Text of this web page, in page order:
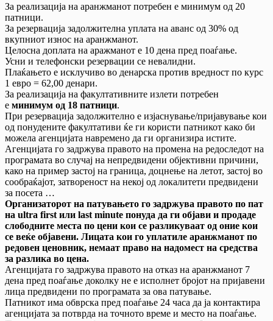
За реализација на аранжманот потребен е минимум од 20
патници.
За резервација задолжителна уплата на аванс од 30% од
вкупниот износ на аранжманот.
Целосна доплата на аражманот е 10 дена пред поаѓање.
Усни и телефонски резервации се невалидни.
Плаќањето е исклучиво во денарска против вредност по курс
1 евро = 62,00 денари.
За реализација на факултативните излети потребен
е минимум од 18 патници.
При резервација задолжително е изјаснување/пријавување кои
од понудените факултативи ќе ги користи патникот како би
можела агенцијата навремено да ги организира истите.
Агенцијата го задржува правото на промена на редоследот на
програмата во случај на непредвидени објективни причини,
како на пример застој на граница, доцнење на летот, застој во
сообраќајот, затвореност на некој од локалитети предвидени
за посета …
Организаторот на патувањето го задржува правото по пат
на ultra first или last minute понуда да ги објави и продаде
слободните места по цени кои се разликуваат од оние кои
се веќе објавени. Лицата кои го уплатиле аранжманот по
редовен ценовник, немаат право на надомест на средства
за разлика во цена.
Агенцијата го задржува правото на отказ на аранжманот 7
дена пред поаѓање доколку не е исполнет бројот на пријавени
лица предвидени по програмата за ова патување.
Патникот има обврска пред поаѓање 24 часа да ја контактира
агенцијата за потврда на точното време и место на поаѓање.